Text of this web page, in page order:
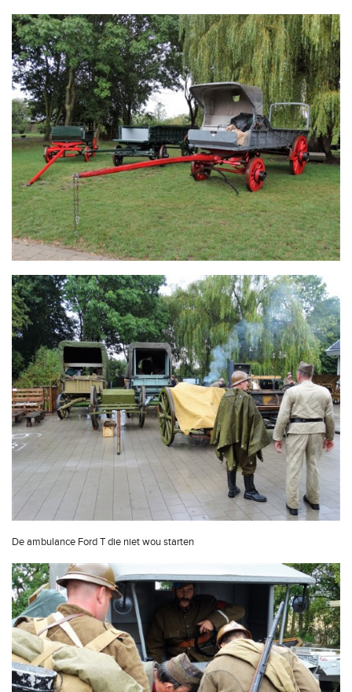
De ambulance Ford T die niet wou starten